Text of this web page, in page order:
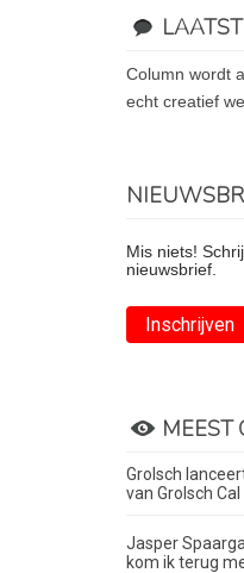
column wordt ai labeling de comeback van
echt creatief
Mis niets!
nieuwsbrief.
Inschrijven
MEEST
Grolsch
van Grolsch Cal
Jasper
kom ik terug